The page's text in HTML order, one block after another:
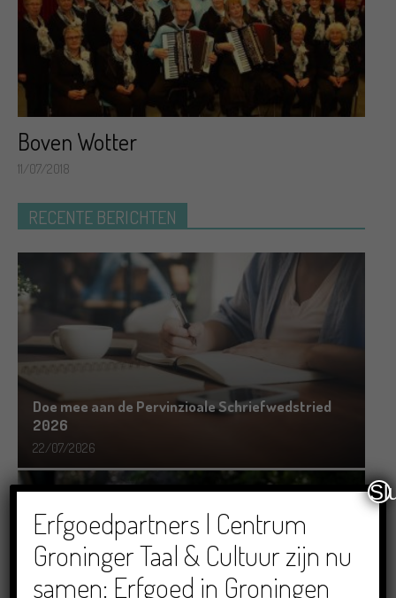
Boven Wotter
11/07/2018
RECENTE BERICHTEN
Doe mee aan de Pervinzioale Schriefwedstried
2026
22/07/2026
Erfgoedpartners | Centrum
Groninger Taal & Cultuur zijn nu
samen: Erfgoed in Groningen